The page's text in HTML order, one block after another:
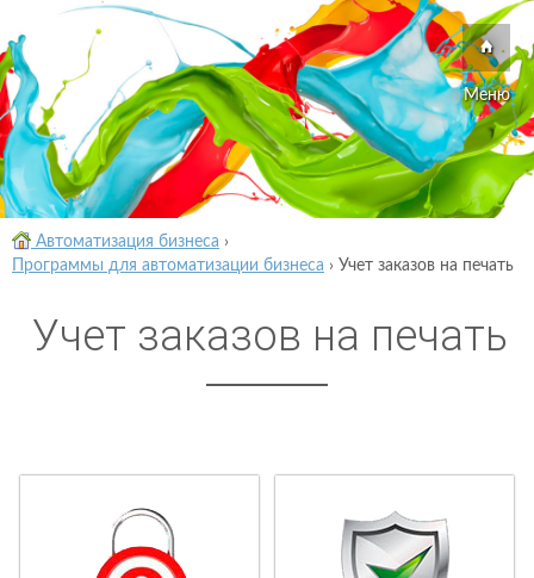
Меню
Автоматизация бизнеса ›
Программы для автоматизации бизнеса › Учет заказов на печать
Учет заказов на печать